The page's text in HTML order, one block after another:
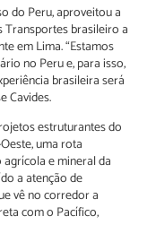
do Peru, aproveitou a
brasileiro a
em Lima. “Estamos
no Peru e, para isso,
brasileira será
Cavides.
estruturantes do
uma rota
e mineral da
a atenção de
vê no corredor a
com o Pacífico,